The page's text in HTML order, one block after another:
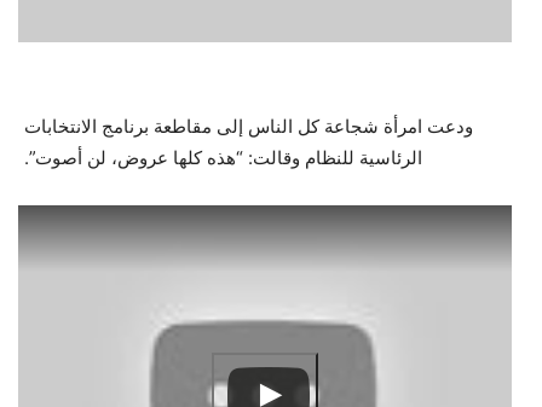
ودعت امرأة شجاعة كل الناس إلى مقاطعة برنامج الانتخابات
الرئاسية للنظام وقالت: “هذه كلها عروض، لن أصوت”.